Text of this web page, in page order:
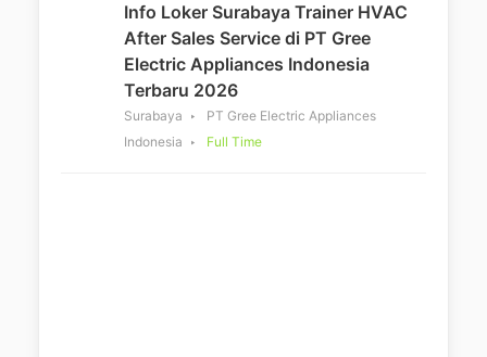
Info Loker Surabaya Trainer HVAC
After Sales Service di PT Gree
Electric Appliances Indonesia
Terbaru 2026
Surabaya
PT Gree Electric Appliances
Indonesia
Full Time